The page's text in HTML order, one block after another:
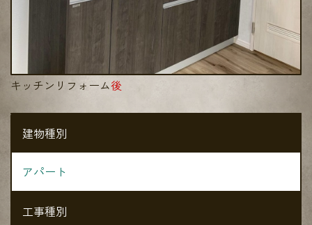
キッチンリフォーム後
建物種別
アパート
工事種別